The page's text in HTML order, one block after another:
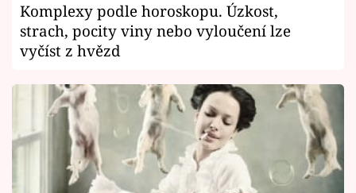
Komplexy podle horoskopu. Úzkost,
strach, pocity viny nebo vyloučení lze
vyčíst z hvězd